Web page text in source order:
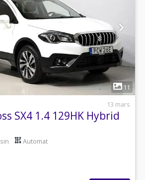
1
11
13 mars
SX4 1.4 129HK Hybrid
Automat